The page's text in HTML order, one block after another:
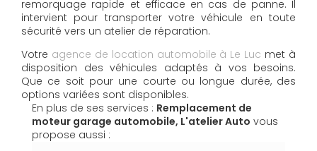
remorquage rapide et efficace en cas de panne. Il
intervient pour transporter votre véhicule en toute
sécurité vers un atelier de réparation.
Votre agence de location automobile à Le Luc met à
disposition des véhicules adaptés à vos besoins.
Que ce soit pour une courte ou longue durée, des
options variées sont disponibles.
En plus de ses services : Remplacement de
moteur garage automobile, L'atelier Auto vous
propose aussi :